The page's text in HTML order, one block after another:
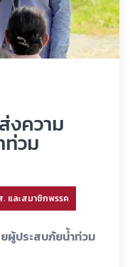
งความ
ท่วม
และสมาชิกพรรค
ผู้ประสบภัยน้ำท่วม